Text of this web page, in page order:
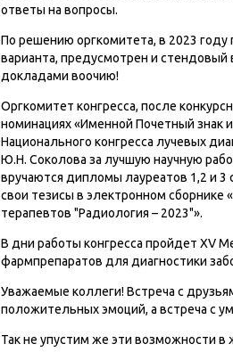
ответы на вопросы.
По решению оргкомитета, в 2023 году
варианта, предусмотрен и стендовый
докладами воочию!
Оргкомитет конгресса, после
номинациях «Именной Почетный знак
Национального конгресса лучевых
Ю.Н. Соколова за лучшую научную
вручаются дипломы лауреатов 1,2 и 3
свои тезисы в электронном сборнике
терапевтов "Радиология – 2023"».
В дни работы конгресса пройдет XV
фармпрепаратов для диагностики
Уважаемые коллеги! Встреча с
положительных эмоций, а встреча с
Так не упустим же эти возможности в